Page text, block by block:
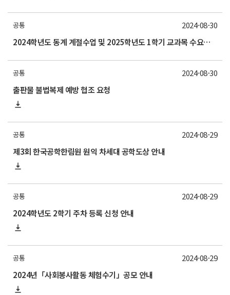
공통
2024학년도 동계 계절수업 및 2025학년도 1학기 교과목 수요조사 실시 안내
2024-08-30
공통
출판물 불법복제 예방 협조 요청
2024-08-30
공통
제3회 한국공학한림원 원익 차세대 공학도상 안내
2024-08-29
공통
2024학년도 2학기 주차 등록 신청 안내
2024-08-29
공통
2024년「사회봉사활동 체험수기」공모 안내
2024-08-29